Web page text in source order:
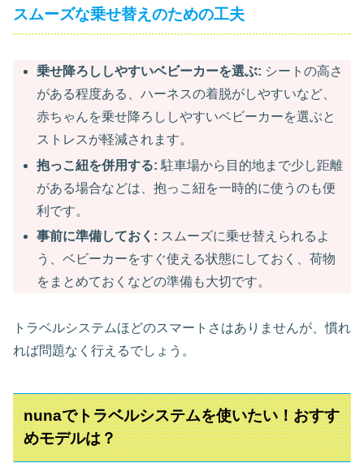
スムーズな乗せ替えのための工夫
乗せ降ろししやすいベビーカーを選ぶ: シートの高さ
がある程度ある、ハーネスの着脱がしやすいなど、
赤ちゃんを乗せ降ろししやすいベビーカーを選ぶと
ストレスが軽減されます。
抱っこ紐を併用する: 駐車場から目的地まで少し距離
がある場合などは、抱っこ紐を一時的に使うのも便
利です。
事前に準備しておく: スムーズに乗せ替えられるよ
う、ベビーカーをすぐ使える状態にしておく、荷物
をまとめておくなどの準備も大切です。
トラベルシステムほどのスマートさはありませんが、慣れ
れば問題なく行えるでしょう。
nunaでトラベルシステムを使いたい！おすす
めモデルは？